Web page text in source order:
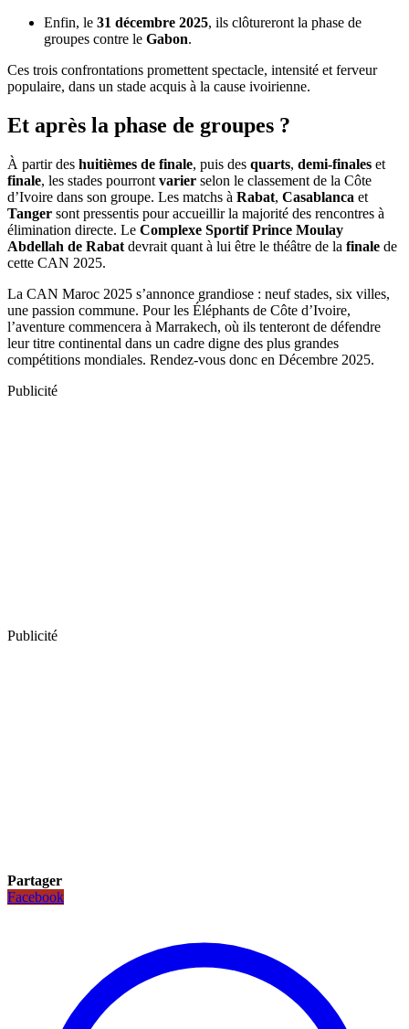
Enfin, le 31 décembre 2025, ils clôtureront la phase de
groupes contre le Gabon.
Ces trois confrontations promettent spectacle, intensité et ferveur
populaire, dans un stade acquis à la cause ivoirienne.
Et après la phase de groupes ?
À partir des huitièmes de finale, puis des quarts, demi-finales et
finale, les stades pourront varier selon le classement de la Côte
d’Ivoire dans son groupe. Les matchs à Rabat, Casablanca et
Tanger sont pressentis pour accueillir la majorité des rencontres à
élimination directe. Le Complexe Sportif Prince Moulay
Abdellah de Rabat devrait quant à lui être le théâtre de la finale de
cette CAN 2025.
La CAN Maroc 2025 s’annonce grandiose : neuf stades, six villes,
une passion commune. Pour les Éléphants de Côte d’Ivoire,
l’aventure commencera à Marrakech, où ils tenteront de défendre
leur titre continental dans un cadre digne des plus grandes
compétitions mondiales. Rendez-vous donc en Décembre 2025.
Publicité
Publicité
Partager
Facebook